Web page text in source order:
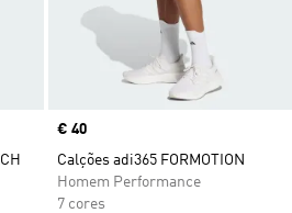
Price
€ 40
Calções adi365 FORMOTION
Homem Performance
7 cores